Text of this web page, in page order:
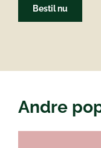
Bestil nu
Andre